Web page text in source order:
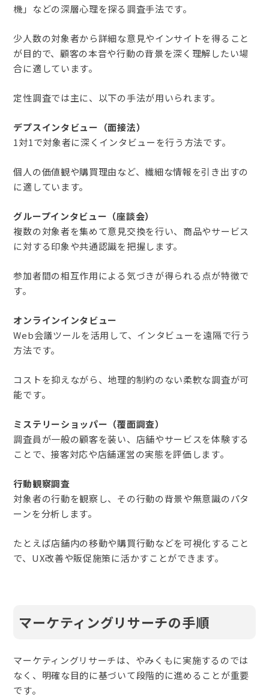
機」などの深層心理を探る調査手法です。
少人数の対象者から詳細な意見やインサイトを得ること
が目的で、顧客の本音や行動の背景を深く理解したい場
合に適しています。
定性調査では主に、以下の手法が用いられます。
デプスインタビュー（面接法）
1対1で対象者に深くインタビューを行う方法です。
個人の価値観や購買理由など、繊細な情報を引き出すの
に適しています。
グループインタビュー（座談会）
複数の対象者を集めて意見交換を行い、商品やサービス
に対する印象や共通認識を把握します。
参加者間の相互作用による気づきが得られる点が特徴で
す。
オンラインインタビュー
Web会議ツールを活用して、インタビューを遠隔で行う
方法です。
コストを抑えながら、地理的制約のない柔軟な調査が可
能です。
ミステリーショッパー（覆面調査）
調査員が一般の顧客を装い、店舗やサービスを体験する
ことで、接客対応や店舗運営の実態を評価します。
行動観察調査
対象者の行動を観察し、その行動の背景や無意識のパタ
ーンを分析します。
たとえば店舗内の移動や購買行動などを可視化すること
で、UX改善や販促施策に活かすことができます。
マーケティングリサーチの手順
マーケティングリサーチは、やみくもに実施するのでは
なく、明確な目的に基づいて段階的に進めることが重要
です。